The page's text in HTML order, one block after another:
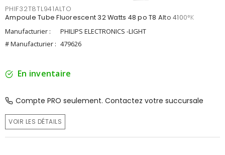
PHIF32T8TL941ALTO
Ampoule Tube Fluorescent 32 Watts 48 po T8 Alto 4100°K
Manufacturier :
PHILIPS ELECTRONICS -LIGHT
# Manufacturier : 479626
En inventaire
Compte PRO seulement. Contactez votre succursale
VOIR LES DÉTAILS